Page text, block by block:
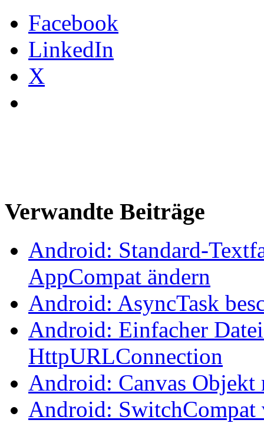
Facebook
LinkedIn
X
Verwandte Beiträge
Android: Standard-
AppCompat ändern
Android: AsyncTask
Android: Einfacher
HttpURLConnection
Android: Canvas Objekt
Android: SwitchCompat